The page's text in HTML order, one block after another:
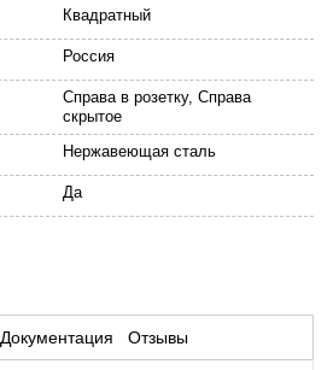
Квадратный
Россия
Справа в розетку, Справа
скрытое
Нержавеющая сталь
Да
Документация Отзывы